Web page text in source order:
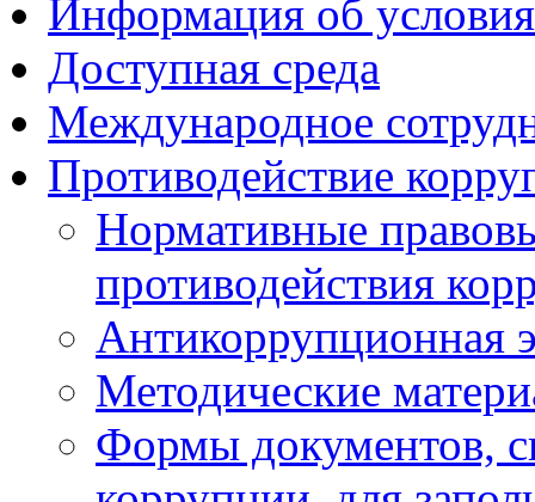
Информация об
Доступная среда
Международное
Противодействие
Нормативные
противодействия
Антикоррупционная
Методические
Формы документов,